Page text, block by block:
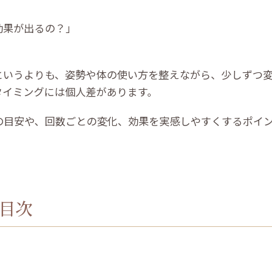
が出るの？」
うよりも、姿勢や体の使い方を整えながら、少しずつ
ミングには個人差があります。
安や、回数ごとの変化、効果を実感しやすくするポイ
目次